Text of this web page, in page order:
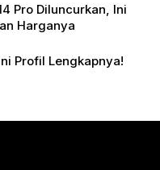
Pro Diluncurkan, Ini
Harganya
Profil Lengkapnya!